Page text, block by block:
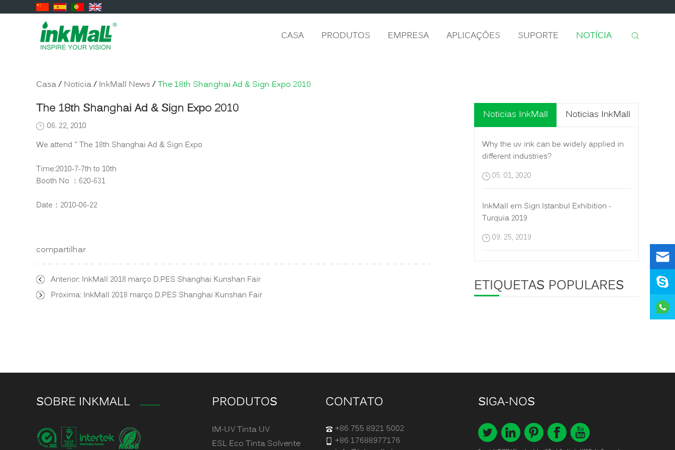
CASA PRODUTOS EMPRESA APLICAÇÕES SUPORTE NOTÍCIA
Casa/ Notícia/ InkMall News /The 18th Shanghai Ad & Sign Expo 2010
The 18th Shanghai Ad & Sign Expo 2010
06. 22, 2010
We attend " The 18th Shanghai Ad & Sign Expo
Time:2010-7-7th to 10th
Booth No ：620-631
Date：2010-06-22
compartilhar
Anterior: InkMall 2018 março D.PES Shanghai Kunshan Fair
Próxima: InkMall 2018 março D.PES Shanghai Kunshan Fair
Noticias InkMall Noticias InkMall
Why the uv ink can be widely applied in
different industries?
05. 01, 2020
InkMall em Sign Istanbul Exhibition -
Turquia 2019
09. 25, 2019
ETIQUETAS POPULARES
SOBRE INKMALL PRODUTOS
IM-UV Tinta UV
ESL Eco Tinta Solvente
CONTATO
+86 755 8921 5002
+86 17688977176
SIGA-NOS